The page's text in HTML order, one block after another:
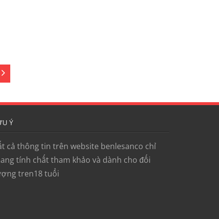
Ý
cả thông tin trên website benlesanco chỉ
tính chất tham khảo và dành cho đối
tren18 tuổi